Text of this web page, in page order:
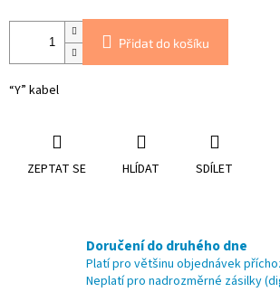
Přidat do košíku
“Y” kabel
ZEPTAT SE HLÍDAT SDÍLET
Doručení do druhého dne
Platí pro většinu objednávek
Neplatí pro nadrozměrné zásilky